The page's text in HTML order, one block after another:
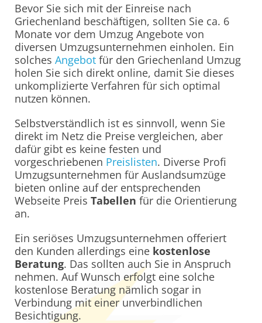
Bevor Sie sich mit der Einreise nach
Griechenland beschäftigen, sollten Sie ca. 6
Monate vor dem Umzug Angebote von
diversen Umzugsunternehmen einholen. Ein
solches Angebot für den Griechenland Umzug
holen Sie sich direkt online, damit Sie dieses
unkomplizierte Verfahren für sich optimal
nutzen können.
Selbstverständlich ist es sinnvoll, wenn Sie
direkt im Netz die Preise vergleichen, aber
dafür gibt es keine festen und
vorgeschriebenen Preislisten. Diverse Profi
Umzugsunternehmen für Auslandsumzüge
bieten online auf der entsprechenden
Webseite Preis Tabellen für die Orientierung
an.
Ein seriöses Umzugsunternehmen offeriert
den Kunden allerdings eine kostenlose
Beratung. Das sollten auch Sie in Anspruch
nehmen. Auf Wunsch erfolgt eine solche
kostenlose Beratung nämlich sogar in
Verbindung mit einer unverbindlichen
Besichtigung.